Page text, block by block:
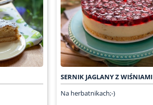
SERNIK JAGLANY Z WIŚNIAMI
Na herbatnikach;-)